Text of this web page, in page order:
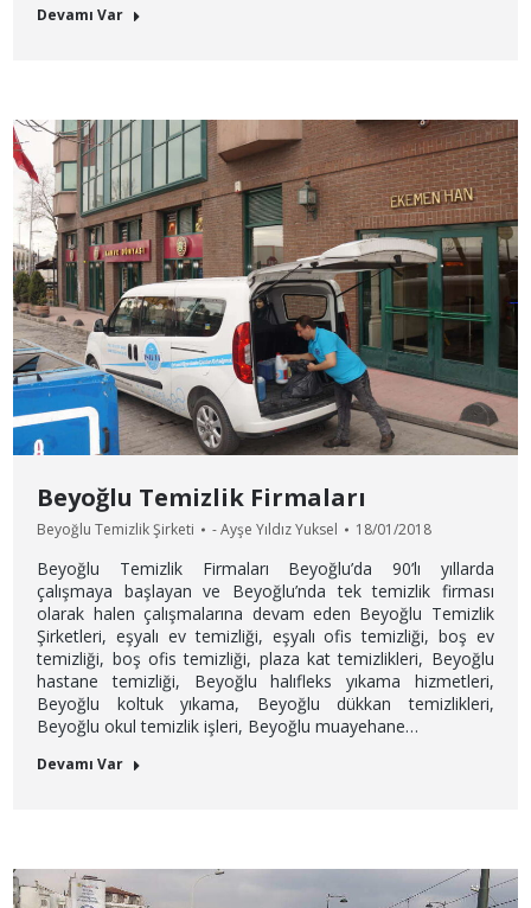
Devamı Var
Beyoğlu Temizlik Firmaları
Beyoğlu Temizlik Şirketi -Ayşe Yıldız Yuksel 18/01/2018
Beyoğlu Temizlik Firmaları Beyoğlu’da 90’lı yıllarda
çalışmaya başlayan ve Beyoğlu’nda tek temizlik firması
olarak halen çalışmalarına devam eden Beyoğlu Temizlik
Şirketleri, eşyalı ev temizliği, eşyalı ofis temizliği, boş ev
temizliği, boş ofis temizliği, plaza kat temizlikleri, Beyoğlu
hastane temizliği, Beyoğlu halıfleks yıkama hizmetleri,
Beyoğlu koltuk yıkama, Beyoğlu dükkan temizlikleri,
Beyoğlu okul temizlik işleri, Beyoğlu muayehane…
Devamı Var